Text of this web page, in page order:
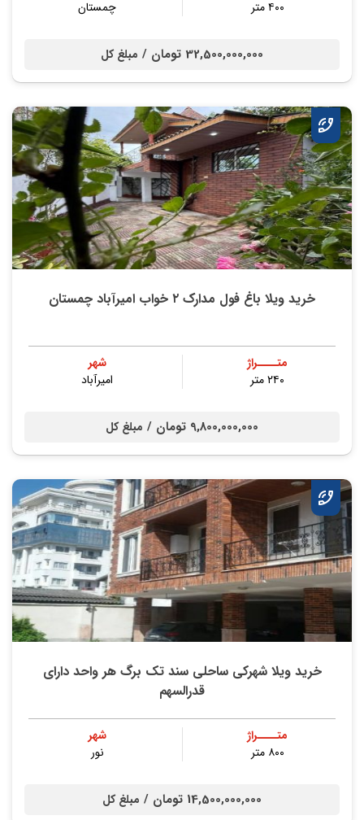
۴۰۰ متر چمستان
32,500,000,000 تومان / مبلغ کل
خرید ویلا باغ فول مدارک ۲ خواب امیرآباد چمستان
متــــراژ
۲۴۰ متر
شهر
امیرآباد
9,800,000,000 تومان / مبلغ کل
خرید ویلا شهرکی ساحلی سند تک برگ هر واحد دارای
قدرالسهم
متــــراژ
۸۰۰ متر
شهر
نور
14,500,000,000 تومان / مبلغ کل